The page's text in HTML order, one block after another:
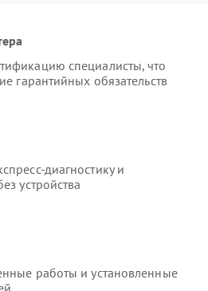
специалисты, что
гарантийных обязательств
диагностику и
устройства
работы и установленные